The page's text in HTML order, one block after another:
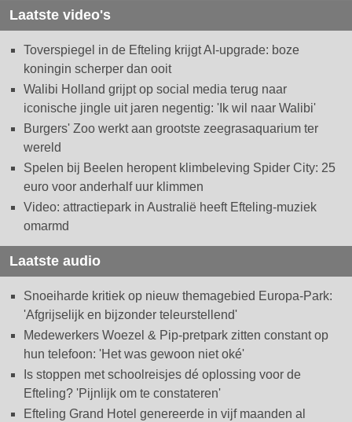
Laatste video's
Toverspiegel in de Efteling krijgt AI-upgrade: boze
koningin scherper dan ooit
Walibi Holland grijpt op social media terug naar
iconische jingle uit jaren negentig: 'Ik wil naar Walibi'
Burgers' Zoo werkt aan grootste zeegrasaquarium ter
wereld
Spelen bij Beelen heropent klimbeleving Spider City: 25
euro voor anderhalf uur klimmen
Video: attractiepark in Australië heeft Efteling-muziek
omarmd
Laatste audio
Snoeiharde kritiek op nieuw themagebied Europa-Park:
'Afgrijselijk en bijzonder teleurstellend'
Medewerkers Woezel & Pip-pretpark zitten constant op
hun telefoon: 'Het was gewoon niet oké'
Is stoppen met schoolreisjes dé oplossing voor de
Efteling? 'Pijnlijk om te constateren'
Efteling Grand Hotel genereerde in vijf maanden al